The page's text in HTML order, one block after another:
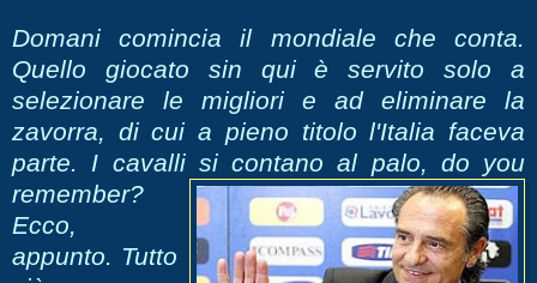
Domani comincia il mondiale che conta.
Quello giocato sin qui è servito solo a
selezionare le migliori e ad eliminare la
zavorra, di cui a pieno titolo l'Italia faceva
parte. I cavalli si contano al palo, do you
remember?
Ecco,
appunto. Tutto